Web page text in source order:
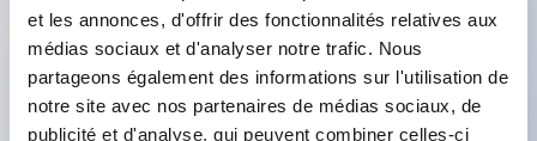
et les annonces, d'offrir des fonctionnalités relatives aux
médias sociaux et d'analyser notre trafic. Nous
partageons également des informations sur l'utilisation de
notre site avec nos partenaires de médias sociaux, de
publicité et d'analyse, qui peuvent combiner celles-ci
contact à 11 étages), 59,9 mm (*bloc de contact à
22 étages). Conception peu encombrante
possible.
Structure de sécurité de 3e génération :